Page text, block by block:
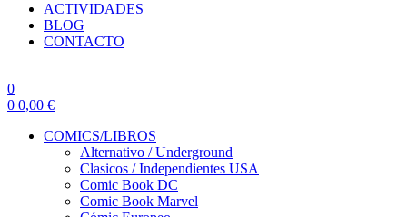
ACTIVIDADES
BLOG
CONTACTO
0
0 0,00 €
COMICS/LIBROS
Alternativo / Underground
Clasicos / Independientes USA
Comic Book DC
Comic Book Marvel